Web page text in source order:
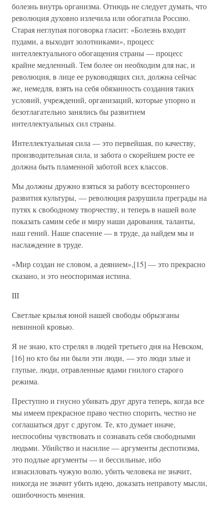
болезнь внутрь организма. Отнюдь не следует думать, что
революция духовно излечила или обогатила Россию.
Старая неглупая поговорка гласит: «Болезнь входит
пудами, а выходит золотниками», процесс
интеллектуального обогащения страны — процесс
крайне медленный. Тем более он необходим для нас, и
революция, в лице ее руководящих сил, должна сейчас
же, немедля, взять на себя обязанность создания таких
условий, учреждений, организаций, которые упорно и
безотлагательно занялись бы развитием
интеллектуальных сил страны.
Интеллектуальная сила — это первейшая, по качеству,
производительная сила, и забота о скорейшем росте ее
должна быть пламенной заботой всех классов.
Мы должны дружно взяться за работу всестороннего
развития культуры, — революция разрушила преграды на
путях к свободному творчеству, и теперь в нашей воле
показать самим себе и миру наши дарования, таланты,
наш гений. Наше спасение — в труде, да найдем мы и
наслаждение в труде.
«Мир создан не словом, а деянием»,[15] — это прекрасно
сказано, и это неоспоримая истина.
III
Светлые крылья юной нашей свободы обрызганы
невинной кровью.
Я не знаю, кто стрелял в людей третьего дня на Невском,
[16] но кто бы ни были эти люди, — это люди злые и
глупые, люди, отравленные ядами гнилого старого
режима.
Преступно и гнусно убивать друг друга теперь, когда все
мы имеем прекрасное право честно спорить, честно не
соглашаться друг с другом. Те, кто думает иначе,
неспособны чувствовать и сознавать себя свободными
людьми. Убийство и насилие — аргументы деспотизма,
это подлые аргументы — и бессильные, ибо
изнасиловать чужую волю, убить человека не значит,
никогда не значит убить идею, доказать неправоту мысли,
ошибочность мнения.